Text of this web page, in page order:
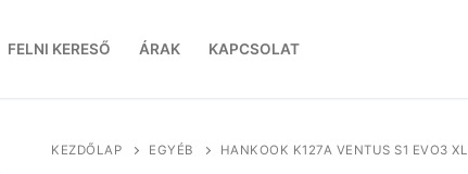
FELNI KERESŐ ÁRAK KAPCSOLAT
KEZDŐLAP EGYÉB HANKOOK K127A VENTUS S1 EVO3 XL